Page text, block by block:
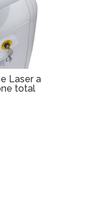
Laser a
total